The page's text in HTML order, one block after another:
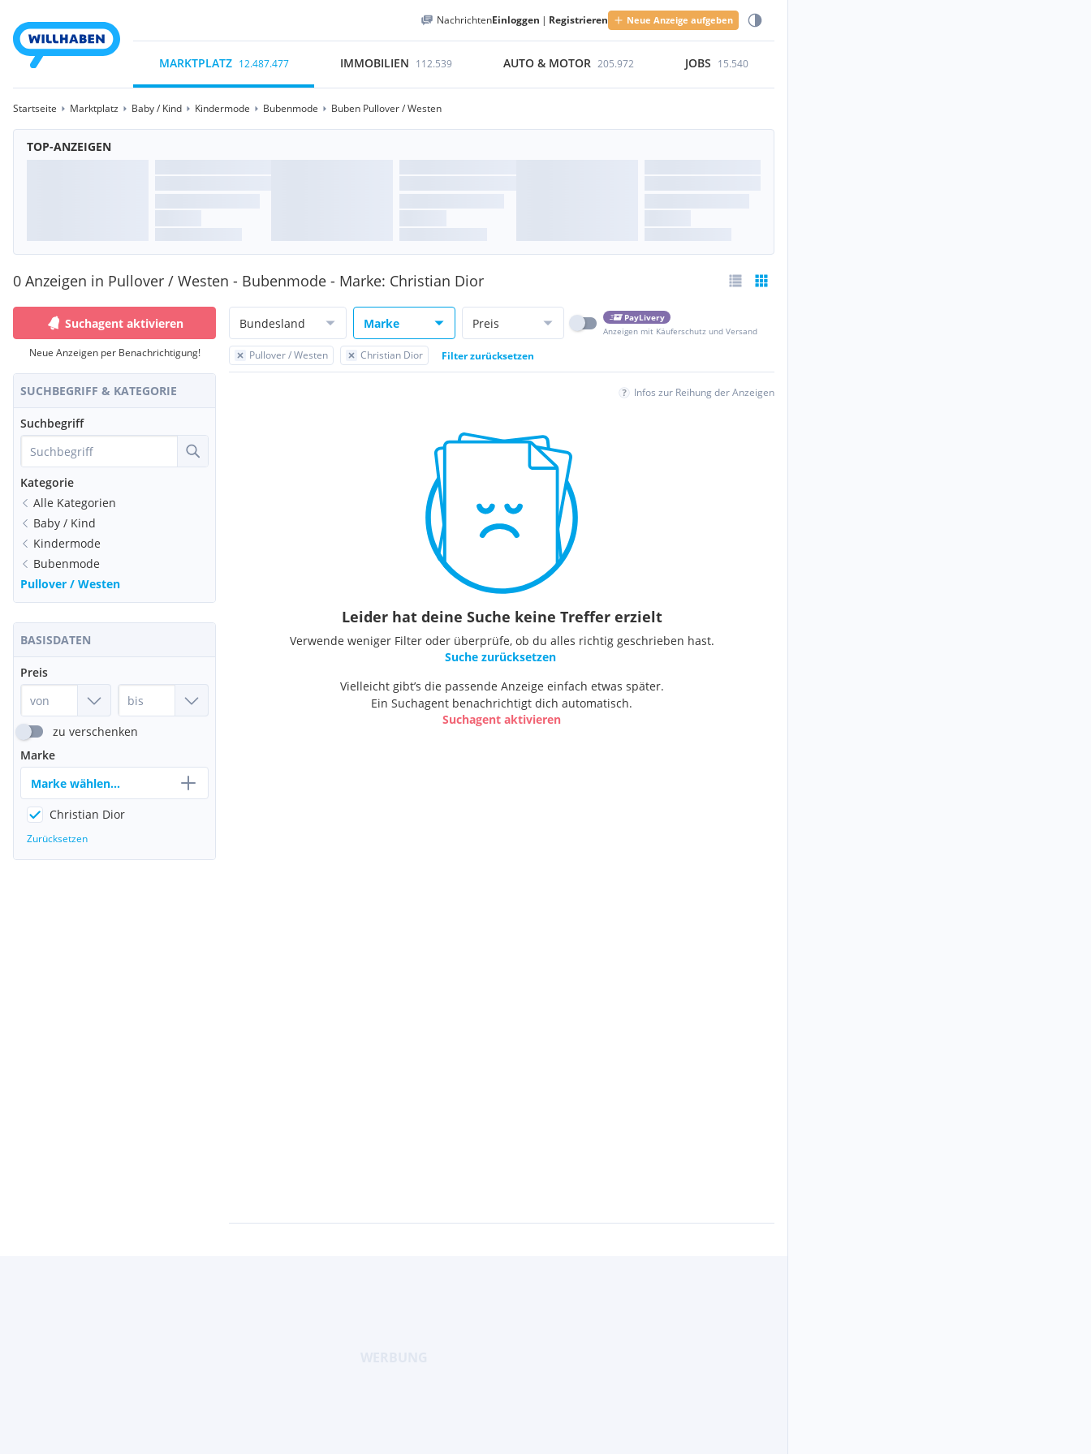
NachrichtenEinloggen | Registrieren Neue Anzeige aufgeben
MARKTPLATZ 12.487.477 IMMOBILIEN 112.539 AUTO & MOTOR 205.972 JOBS 15.540
Startseite Marktplatz Baby / Kind Kindermode Bubenmode Buben Pullover / Westen
TOP-ANZEIGEN
0 Anzeigen in Pullover / Westen - Bubenmode - Marke: Christian Dior
Suchagent aktivieren
Neue Anzeigen per Benachrichtigung!
SUCHBEGRIFF & KATEGORIE
Suchbegriff
Kategorie
Alle Kategorien
Baby / Kind
Kindermode
Bubenmode
Pullover / Westen
BASISDATEN
Preis
zu verschenken
Marke
Marke wählen...
Christian Dior
Zurücksetzen
Bundesland Marke Preis
PayLivery
Anzeigen mit Käuferschutz und Versand
Pullover / Westen Christian Dior Filter zurücksetzen
Infos zur Reihung der Anzeigen
Leider hat deine Suche keine Treffer erzielt
Verwende weniger Filter oder überprüfe, ob du alles richtig geschrieben hast.
Suche zurücksetzen
Vielleicht gibt’s die passende Anzeige einfach etwas später.
Ein Suchagent benachrichtigt dich automatisch.
Suchagent aktivieren